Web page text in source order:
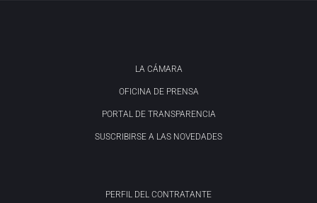
LA CÁMARA
OFICINA DE PRENSA
PORTAL DE TRANSPARENCIA
SUSCRIBIRSE A LAS NOVEDADES
PERFIL DEL CONTRATANTE